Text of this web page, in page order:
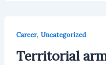
Career, Uncategorized
Territorial